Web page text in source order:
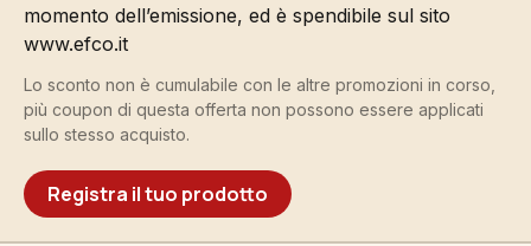
momento dell’emissione, ed è spendibile sul sito
www.efco.it
Lo sconto non è cumulabile con le altre promozioni in corso,
più coupon di questa offerta non possono essere applicati
sullo stesso acquisto.
Registra il tuo prodotto